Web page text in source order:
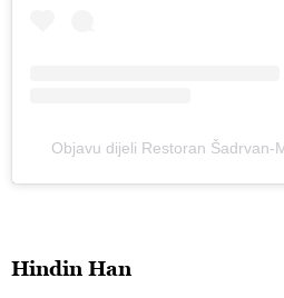
Objavu dijeli Restoran Šadrvan-
Hindin Han